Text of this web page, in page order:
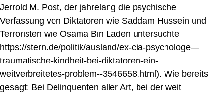
Jerrold M. Post, der jahrelang die psychische
Verfassung von Diktatoren wie Saddam Hussein und
Terroristen wie Osama Bin Laden untersuchte
https://stern.de/politik/ausland/ex-cia-psychologe—
traumatische-kindheit-bei-diktatoren-ein-
weitverbreitetes-problem--3546658.html). Wie bereits
gesagt: Bei Delinquenten aller Art, bei der weit